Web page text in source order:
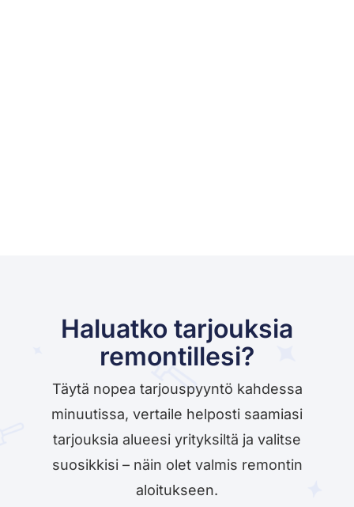
Haluatko tarjouksia
remontillesi?
Täytä nopea tarjouspyyntö kahdessa
minuutissa, vertaile helposti saamiasi
tarjouksia alueesi yrityksiltä ja valitse
suosikkisi – näin olet valmis remontin
aloitukseen.